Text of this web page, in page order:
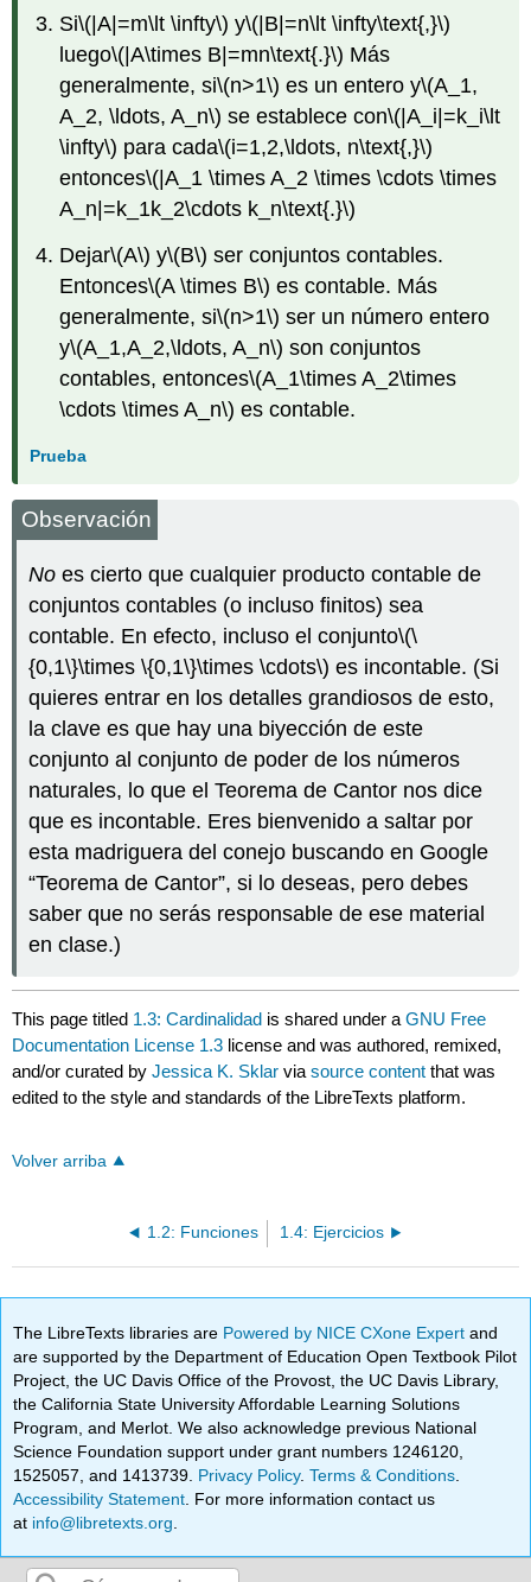
Si\(|A|=m\lt \infty\) y\(|B|=n\lt \infty\text{,}\)
luego\(|A\times B|=mn\text{.}\) Más
generalmente, si\(n>1\) es un entero y\(A_1,
A_2, \ldots, A_n\) se establece con\(|A_i|=k_i\lt
\infty\) para cada\(i=1,2,\ldots, n\text{,}\)
entonces\(|A_1 \times A_2 \times \cdots \times
A_n|=k_1k_2\cdots k_n\text{.}\)
Dejar\(A\) y\(B\) ser conjuntos contables.
Entonces\(A \times B\) es contable. Más
generalmente, si\(n>1\) ser un número entero
y\(A_1,A_2,\ldots, A_n\) son conjuntos
contables, entonces\(A_1\times A_2\times
\cdots \times A_n\) es contable.
Prueba
Observación
No es cierto que cualquier producto contable de
conjuntos contables (o incluso finitos) sea
contable. En efecto, incluso el conjunto\(\
{0,1\}\times \{0,1\}\times \cdots\) es incontable. (Si
quieres entrar en los detalles grandiosos de esto,
la clave es que hay una biyección de este
conjunto al conjunto de poder de los números
naturales, lo que el Teorema de Cantor nos dice
que es incontable. Eres bienvenido a saltar por
esta madriguera del conejo buscando en Google
“Teorema de Cantor”, si lo deseas, pero debes
saber que no serás responsable de ese material
en clase.)
This page titled 1.3: Cardinalidad is shared under aGNU Free
Documentation License 1.3 license and was authored, remixed,
and/or curated byJessica K. Sklar viasource content that was
edited to the style and standards of the LibreTexts platform.
Volver arriba
1.2: Funciones 1.4: Ejercicios
The LibreTexts libraries are Powered by NICE CXone Expertand
are supported by the Department of Education Open Textbook Pilot
Project, the UC Davis Office of the Provost, the UC Davis Library,
the California State University Affordable Learning Solutions
Program, and Merlot. We also acknowledge previous National
Science Foundation support under grant numbers 1246120,
1525057, and 1413739. Privacy Policy.Terms & Conditions
Accessibility Statement . For more information contact us
at info@libretexts.org